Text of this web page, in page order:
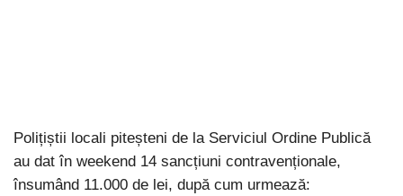
Polițiștii locali piteșteni de la Serviciul Ordine Publică
au dat în weekend 14 sancțiuni contravenționale,
însumând 11.000 de lei, după cum urmează: